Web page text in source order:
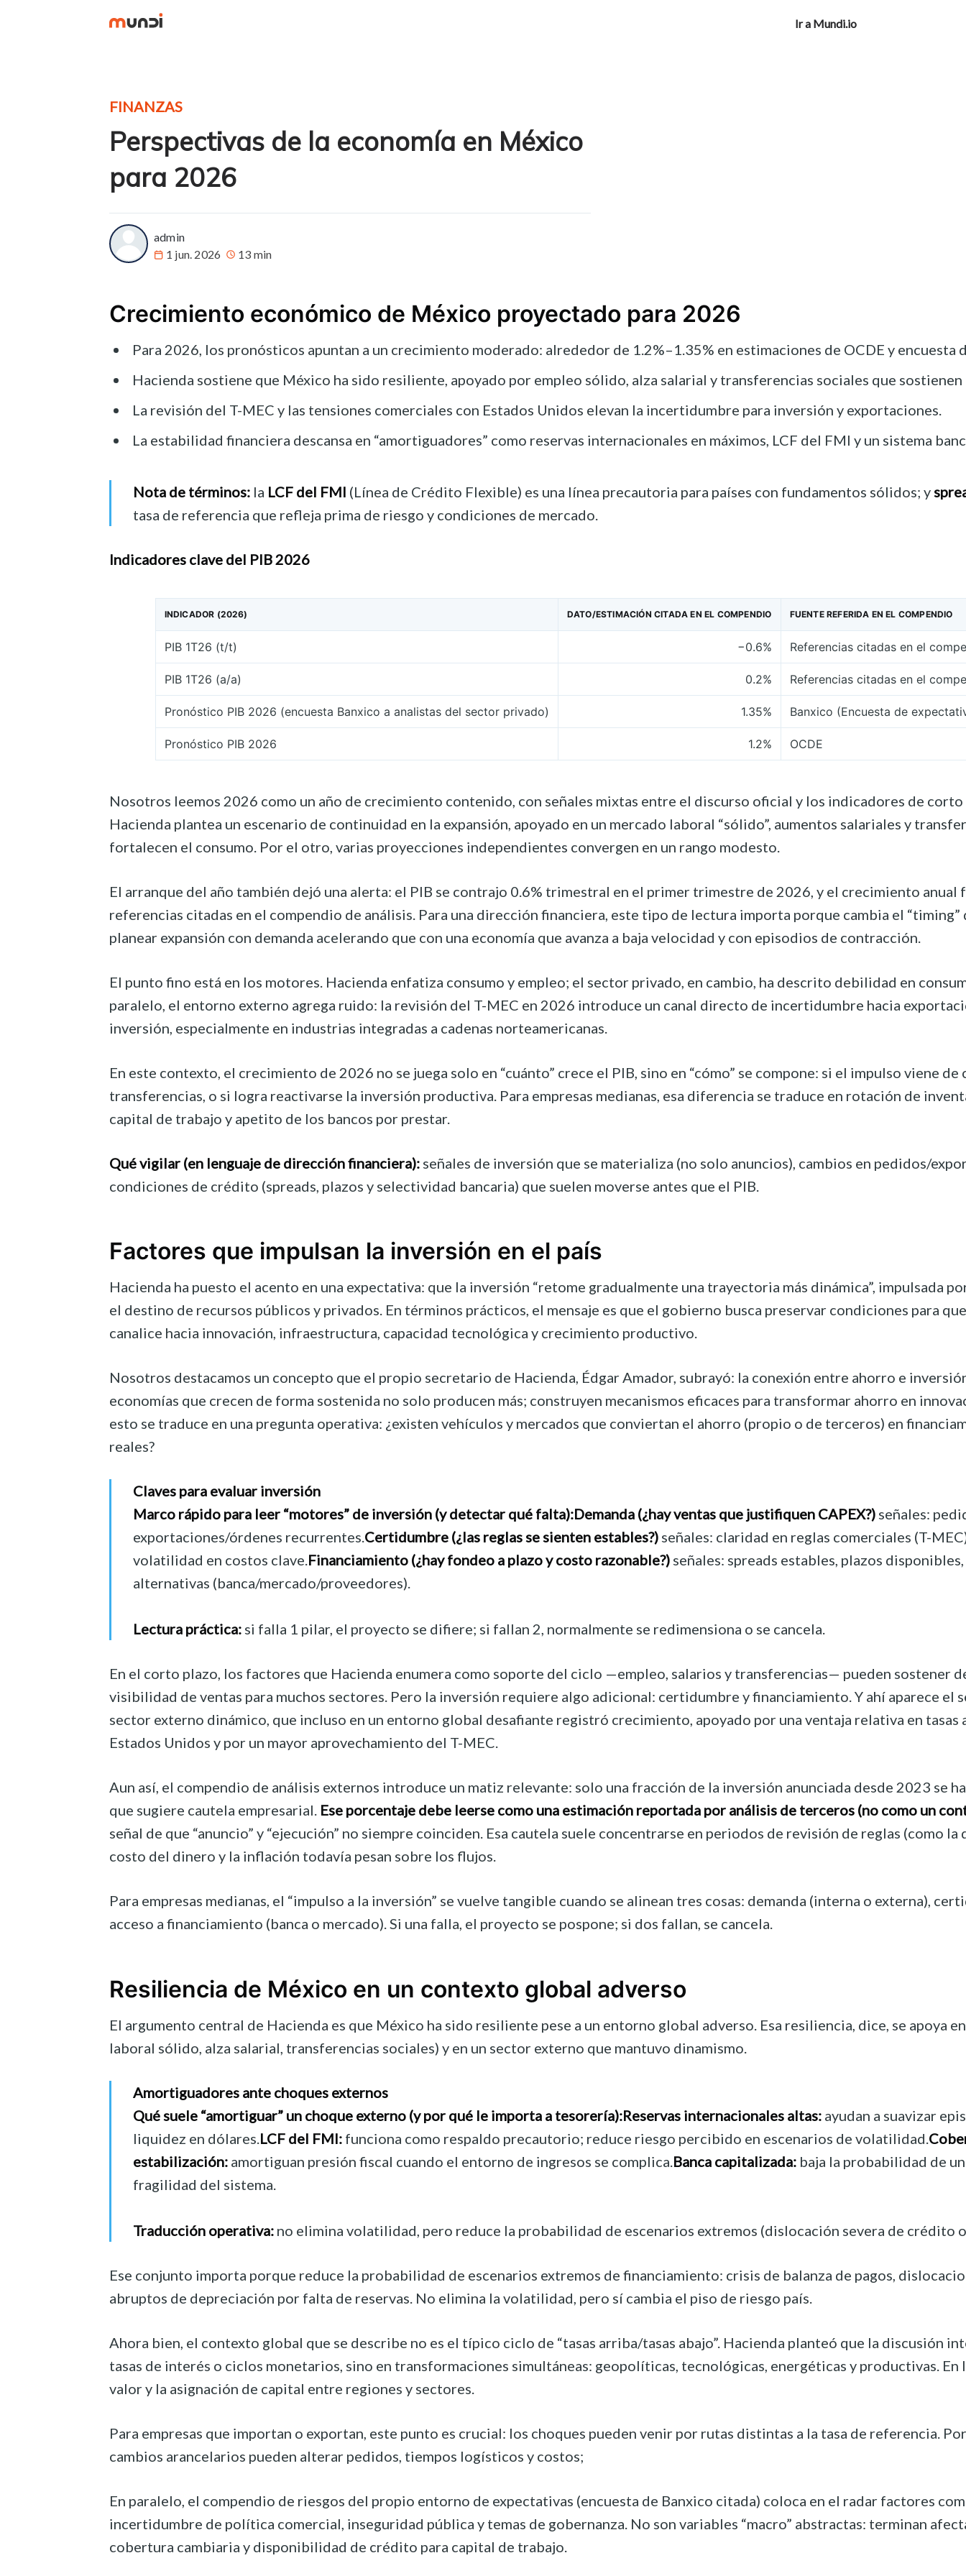
Ir a Mundi.io
FINANZAS
Perspectivas de la economía en México
para 2026
more posts
admin
1 jun. 2026
13 min
Crecimiento económico de México proyectado para 2026
Para 2026, los pronósticos apuntan a un crecimiento moderado: alrededor de 1.2%–1.35% en estimaciones de OCDE y encuesta
Hacienda sostiene que México ha sido resiliente, apoyado por empleo sólido, alza salarial y transferencias sociales que sostienen
La revisión del T-MEC y las tensiones comerciales con Estados Unidos elevan la incertidumbre para inversión y exportaciones.
La estabilidad financiera descansa en “amortiguadores” como reservas internacionales en máximos, LCF del FMI y un sistema
Nota de términos: la LCF del FMI (Línea de Crédito Flexible) es una línea precautoria para países con fundamentos sólidos; y
tasa de referencia que refleja prima de riesgo y condiciones de mercado.
Indicadores clave del PIB 2026
INDICADOR (2026) DATO/ESTIMACIÓN CITADA EN EL COMPENDIO FUENTE REFERIDA EN EL COMPENDIO
PIB 1T26 (t/t) −0.6% Referencias citadas en el
PIB 1T26 (a/a) 0.2% Referencias citadas en el
Pronóstico PIB 2026 (encuesta Banxico a analistas del sector privado) 1.35% Banxico (Encuesta de
Pronóstico PIB 2026 1.2% OCDE
Nosotros leemos 2026 como un año de crecimiento contenido, con señales mixtas entre el discurso oficial y los indicadores de
Hacienda plantea un escenario de continuidad en la expansión, apoyado en un mercado laboral “sólido”, aumentos salariales y
fortalecen el consumo. Por el otro, varias proyecciones independientes convergen en un rango modesto.
El arranque del año también dejó una alerta: el PIB se contrajo 0.6% trimestral en el primer trimestre de 2026, y el crecimiento anual
referencias citadas en el compendio de análisis. Para una dirección financiera, este tipo de lectura importa porque cambia el “timing”
planear expansión con demanda acelerando que con una economía que avanza a baja velocidad y con episodios de contracción.
El punto fino está en los motores. Hacienda enfatiza consumo y empleo; el sector privado, en cambio, ha descrito debilidad en
paralelo, el entorno externo agrega ruido: la revisión del T-MEC en 2026 introduce un canal directo de incertidumbre hacia
inversión, especialmente en industrias integradas a cadenas norteamericanas.
En este contexto, el crecimiento de 2026 no se juega solo en “cuánto” crece el PIB, sino en “cómo” se compone: si el impulso viene
transferencias, o si logra reactivarse la inversión productiva. Para empresas medianas, esa diferencia se traduce en rotación de
capital de trabajo y apetito de los bancos por prestar.
Qué vigilar (en lenguaje de dirección financiera): señales de inversión que se materializa (no solo anuncios), cambios en pedidos/
condiciones de crédito (spreads, plazos y selectividad bancaria) que suelen moverse antes que el PIB.
Factores que impulsan la inversión en el país
Hacienda ha puesto el acento en una expectativa: que la inversión “retome gradualmente una trayectoria más dinámica”, impulsada
el destino de recursos públicos y privados. En términos prácticos, el mensaje es que el gobierno busca preservar condiciones para
canalice hacia innovación, infraestructura, capacidad tecnológica y crecimiento productivo.
Nosotros destacamos un concepto que el propio secretario de Hacienda, Édgar Amador, subrayó: la conexión entre ahorro e
economías que crecen de forma sostenida no solo producen más; construyen mecanismos eficaces para transformar ahorro en
esto se traduce en una pregunta operativa: ¿existen vehículos y mercados que conviertan el ahorro (propio o de terceros) en
reales?
Claves para evaluar inversión
Marco rápido para leer “motores” de inversión (y detectar qué falta):Demanda (¿hay ventas que justifiquen CAPEX?) señales:
exportaciones/órdenes recurrentes.Certidumbre (¿las reglas se sienten estables?) señales: claridad en reglas comerciales (T-
volatilidad en costos clave.Financiamiento (¿hay fondeo a plazo y costo razonable?) señales: spreads estables, plazos
alternativas (banca/mercado/proveedores).
Lectura práctica: si falla 1 pilar, el proyecto se difiere; si fallan 2, normalmente se redimensiona o se cancela.
En el corto plazo, los factores que Hacienda enumera como soporte del ciclo —empleo, salarios y transferencias— pueden sostener
visibilidad de ventas para muchos sectores. Pero la inversión requiere algo adicional: certidumbre y financiamiento. Y ahí aparece el
sector externo dinámico, que incluso en un entorno global desafiante registró crecimiento, apoyado por una ventaja relativa en
Estados Unidos y por un mayor aprovechamiento del T-MEC.
Aun así, el compendio de análisis externos introduce un matiz relevante: solo una fracción de la inversión anunciada desde 2023 se
que sugiere cautela empresarial. Ese porcentaje debe leerse como una estimación reportada por análisis de terceros (no como un
señal de que “anuncio” y “ejecución” no siempre coinciden. Esa cautela suele concentrarse en periodos de revisión de reglas (como
costo del dinero y la inflación todavía pesan sobre los flujos.
Para empresas medianas, el “impulso a la inversión” se vuelve tangible cuando se alinean tres cosas: demanda (interna o externa),
acceso a financiamiento (banca o mercado). Si una falla, el proyecto se pospone; si dos fallan, se cancela.
Resiliencia de México en un contexto global adverso
El argumento central de Hacienda es que México ha sido resiliente pese a un entorno global adverso. Esa resiliencia, dice, se apoya
laboral sólido, alza salarial, transferencias sociales) y en un sector externo que mantuvo dinamismo.
Amortiguadores ante choques externos
Qué suele “amortiguar” un choque externo (y por qué le importa a tesorería):Reservas internacionales altas: ayudan a suavizar
liquidez en dólares. LCF del FMI: funciona como respaldo precautorio; reduce riesgo percibido en escenarios de volatilidad.
estabilización: amortiguan presión fiscal cuando el entorno de ingresos se complica. Banca capitalizada: baja la probabilidad de
fragilidad del sistema.
Traducción operativa: no elimina volatilidad, pero reduce la probabilidad de escenarios extremos (dislocación severa de crédito
Ese conjunto importa porque reduce la probabilidad de escenarios extremos de financiamiento: crisis de balanza de pagos,
abruptos de depreciación por falta de reservas. No elimina la volatilidad, pero sí cambia el piso de riesgo país.
Ahora bien, el contexto global que se describe no es el típico ciclo de “tasas arriba/tasas abajo”. Hacienda planteó que la discusión
tasas de interés o ciclos monetarios, sino en transformaciones simultáneas: geopolíticas, tecnológicas, energéticas y productivas. En
valor y la asignación de capital entre regiones y sectores.
Para empresas que importan o exportan, este punto es crucial: los choques pueden venir por rutas distintas a la tasa de referencia.
cambios arancelarios pueden alterar pedidos, tiempos logísticos y costos;
En paralelo, el compendio de riesgos del propio entorno de expectativas (encuesta de Banxico citada) coloca en el radar factores
incertidumbre de política comercial, inseguridad pública y temas de gobernanza. No son variables “macro” abstractas: terminan
cobertura cambiaria y disponibilidad de crédito para capital de trabajo.